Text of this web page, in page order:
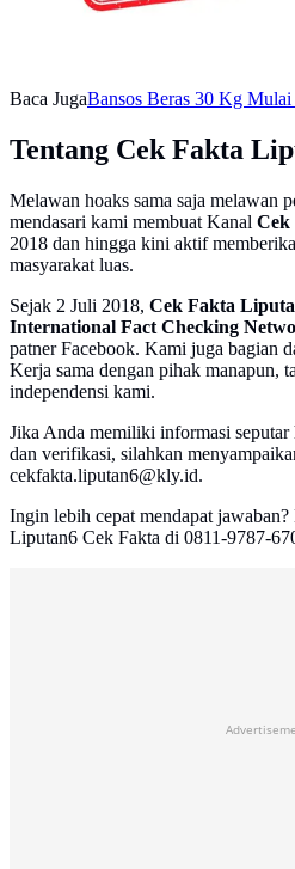
Baca JugaBansos Beras 30 Kg
Tentang Cek Fakta
Melawan hoaks sama saja melawan
mendasari kami membuat Kanal Cek
2018 dan hingga kini aktif
masyarakat luas.
Sejak 2 Juli 2018, Cek Fakta
International Fact Checking
patner Facebook. Kami juga bagian
Kerja sama dengan pihak manapun,
independensi kami.
Jika Anda memiliki informasi
dan verifikasi, silahkan
cekfakta.liputan6@kly.id.
Ingin lebih cepat mendapat
Liputan6 Cek Fakta di 0811-9787-